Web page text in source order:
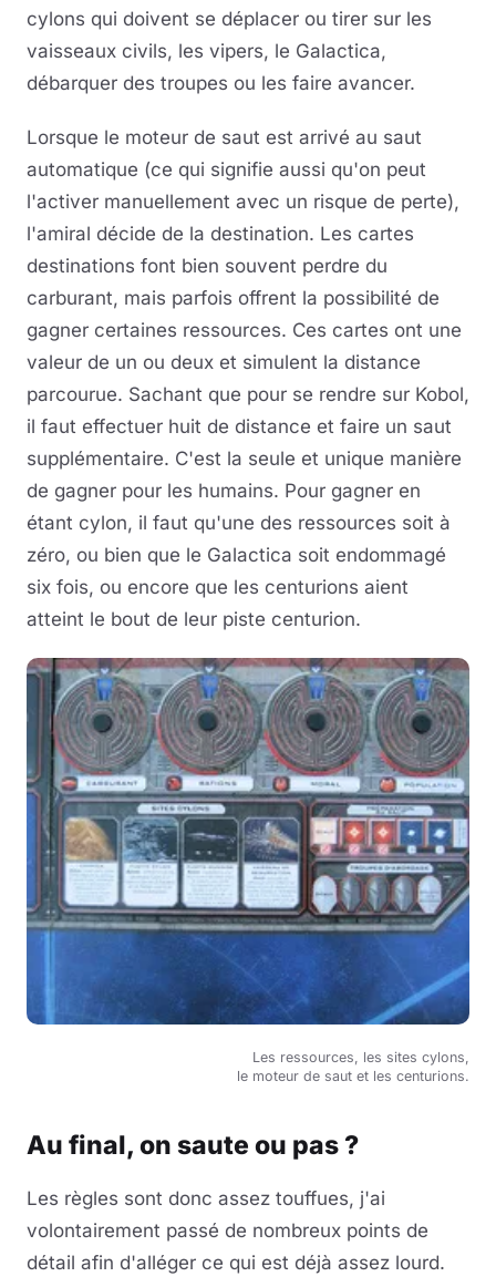
cylons qui doivent se déplacer ou tirer sur les
vaisseaux civils, les vipers, le Galactica,
débarquer des troupes ou les faire avancer.
Lorsque le moteur de saut est arrivé au saut
automatique (ce qui signifie aussi qu'on peut
l'activer manuellement avec un risque de perte),
l'amiral décide de la destination. Les cartes
destinations font bien souvent perdre du
carburant, mais parfois offrent la possibilité de
gagner certaines ressources. Ces cartes ont une
valeur de un ou deux et simulent la distance
parcourue. Sachant que pour se rendre sur Kobol,
il faut effectuer huit de distance et faire un saut
supplémentaire. C'est la seule et unique manière
de gagner pour les humains. Pour gagner en
étant cylon, il faut qu'une des ressources soit à
zéro, ou bien que le Galactica soit endommagé
six fois, ou encore que les centurions aient
atteint le bout de leur piste centurion.
Les ressources, les sites cylons,
le moteur de saut et les centurions.
Au final, on saute ou pas ?
Les règles sont donc assez touffues, j'ai
volontairement passé de nombreux points de
détail afin d'alléger ce qui est déjà assez lourd.